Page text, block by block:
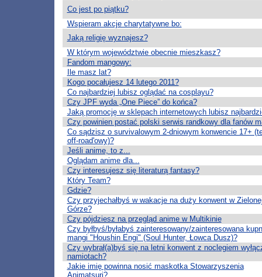
Co jest po piątku?
Wspieram akcje charytatywne bo:
Jaką religię wyznajesz?
W którym województwie obecnie mieszkasz?
Fandom mangowy:
Ile masz lat?
Kogo pocałujesz 14 lutego 2011?
Co najbardziej lubisz oglądać na cosplayu?
Czy JPF wyda „One Piece” do końca?
Jaką promocję w sklepach internetowych lubisz
Czy powinien postać polski serwis randkowy dla fanów
Co sądzisz o survivalowym 2-dniowym konwencie 17+
off-road'owy)?
Jeśli anime, to z...
Oglądam anime dla...
Czy interesujesz się literaturą fantasy?
Który Team?
Gdzie?
Czy przyjechałbyś w wakacje na duży konwent w
Górze?
Czy pójdziesz na przegląd anime w Multikinie
Czy byłbyś/byłabyś zainteresowany/zainteresowana
mangi "Houshin Engi" (Soul Hunter, Łowca Dusz)?
Czy wybrał(a)byś się na letni konwent z noclegiem
namiotach?
Jakie imię powinna nosić maskotka Stowarzyszenia
Animatsuri?